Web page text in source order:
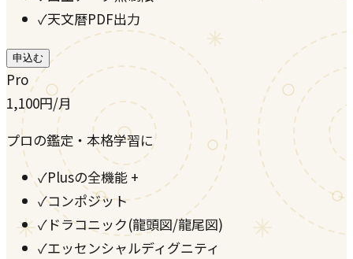
✓天文暦PDF出力
申込む
Pro
1,100円/月
プロの鑑定・本格学習に
✓Plusの全機能 +
✓コンポジット
✓ ドラコニック(龍頭図/龍尾図)
✓エッセンシャルディグニティ